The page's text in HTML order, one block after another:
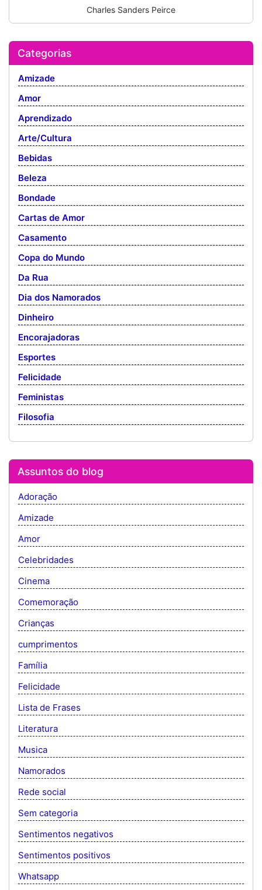
Charles Sanders Peirce
Categorias
Amizade
Amor
Aprendizado
Arte/Cultura
Bebidas
Beleza
Bondade
Cartas de Amor
Casamento
Copa do Mundo
Da Rua
Dia dos Namorados
Dinheiro
Encorajadoras
Esportes
Felicidade
Feministas
Filosofia
Assuntos do blog
Adoração
Amizade
Amor
Celebridades
Cinema
Comemoração
Crianças
cumprimentos
Família
Felicidade
Lista de Frases
Literatura
Musica
Namorados
Rede social
Sem categoria
Sentimentos negativos
Sentimentos positivos
Whatsapp